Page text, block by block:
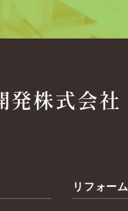
発株式会社
リフォーム